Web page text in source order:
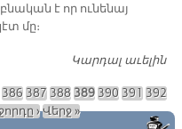
է որ ունենայ
մը։
Կարդալ աւելին
386 387 388 389 390 391 392
›Վերջ »